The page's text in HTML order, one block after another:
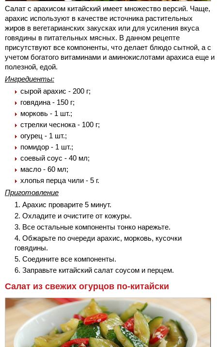
Салат с арахисом китайский имеет множество версий. Чаще,
арахис используют в качестве источника растительных
жиров в вегетарианских закусках или для усиления вкуса
говядины в питательных мясных. В данном рецепте
присутствуют все компоненты, что делает блюдо сытной, а с
учетом богатого витаминами и аминокислотами арахиса еще и
полезной, едой.
Ингредиенты:
сырой арахис - 200 г;
говядина - 150 г;
морковь - 1 шт.;
стрелки чеснока - 100 г;
огурец - 1 шт.;
помидор - 1 шт.;
соевый соус - 40 мл;
масло - 60 мл;
хлопья перца чили - 5 г.
Приготовление
Арахис проварите 5 минут.
Охладите и очистите от кожуры.
Все остальные компоненты тонко нарежьте.
Обжарьте по очереди арахис, морковь, кусочки
говядины.
Соедините все компоненты.
Заправьте китайский салат соусом и перцем.
Салат из свежих огурцов по-китайски